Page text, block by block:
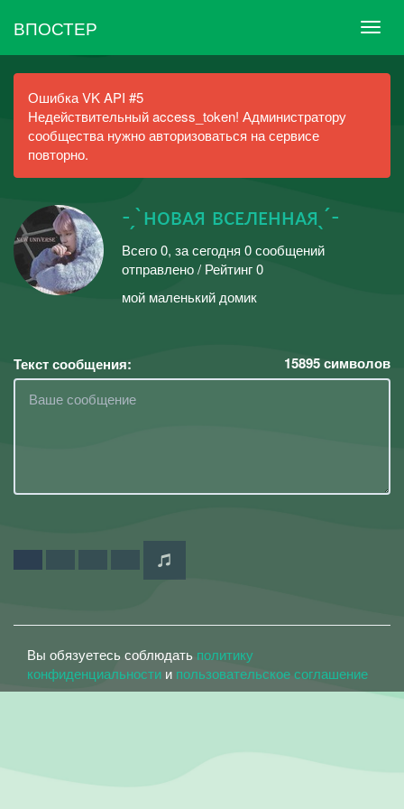
ВПОСТЕР
Ошибка VK API #5
Недействительный access_token! Администратору
сообщества нужно авторизоваться на сервисе
повторно.
- ̗ ̀новᴀя всᴇлᴇннᴀя ̖ ́-
Всего 0, за сегодня 0 сообщений
отправлено / Рейтинг 0
мой маленький домик
Текст сообщения: 15895символов
Вы обязуетесь соблюдать политику
конфиденциальности и пользовательское соглашение